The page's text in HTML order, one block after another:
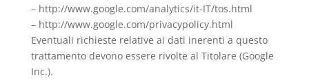
– http://www.google.com/analytics/it-IT/tos.html
– http://www.google.com/privacypolicy.html
Eventuali richieste relative ai dati inerenti a questo
trattamento devono essere rivolte al Titolare (Google
Inc.).